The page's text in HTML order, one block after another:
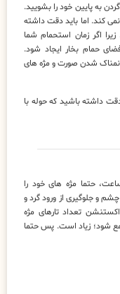
به پایین خود را بشویید.
کند. اما باید دقت داشته
اگر زمان استحمام شما
حمام بخار ایجاد شود.
شدن صورت و مژه های
داشته باشید که حوله با
داشته باشید که بعد از تمام شدن 24 ساعت، حتما مژه های خود را
و جلوگیری از ورود گرد و
تعداد تارهای مژه
شود؛ زیاد است. پس حتما